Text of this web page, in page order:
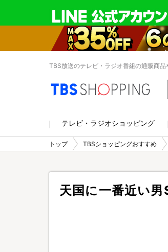
TBS放送のテレビ・ラジオ番組の通販商
テレビ・ラジオショッピング
トップ TBSショッピングおすすめ
天国に一番近い男